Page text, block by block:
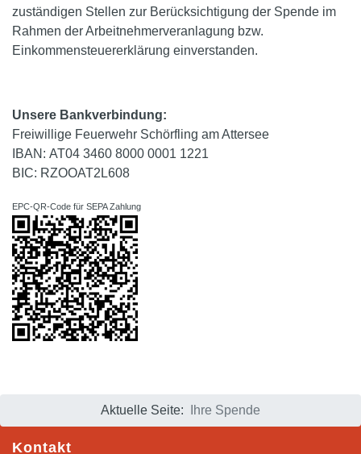
zuständigen Stellen zur Berücksichtigung der Spende im
Rahmen der Arbeitnehmerveranlagung bzw.
Einkommensteuererklärung einverstanden.
Unsere Bankverbindung:
Freiwillige Feuerwehr Schörfling am Attersee
IBAN: AT04 3460 8000 0001 1221
BIC: RZOOAT2L608
EPC-QR-Code für SEPA Zahlung
Aktuelle Seite: Ihre Spende
Kontakt